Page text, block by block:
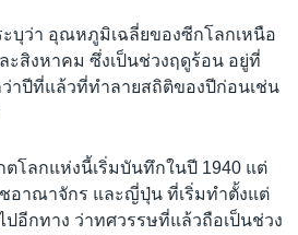
บุว่า อุณหภูมิเฉลี่ยของซีกโลกเหนือ
ะสิงหาคม ซึ่งเป็นช่วงฤดูร้อน อยู่ที่
ว่าปีที่แล้วที่ทำลายสถิติของปีก่อนเช่น
ตโลกแห่งนี้เริ่มบันทึกในปี 1940 แต่
อาณาจักร และญี่ปุ่น ที่เริ่มทำตั้งแต่
ปอีกทาง ว่าทศวรรษที่แล้วถือเป็นช่วง